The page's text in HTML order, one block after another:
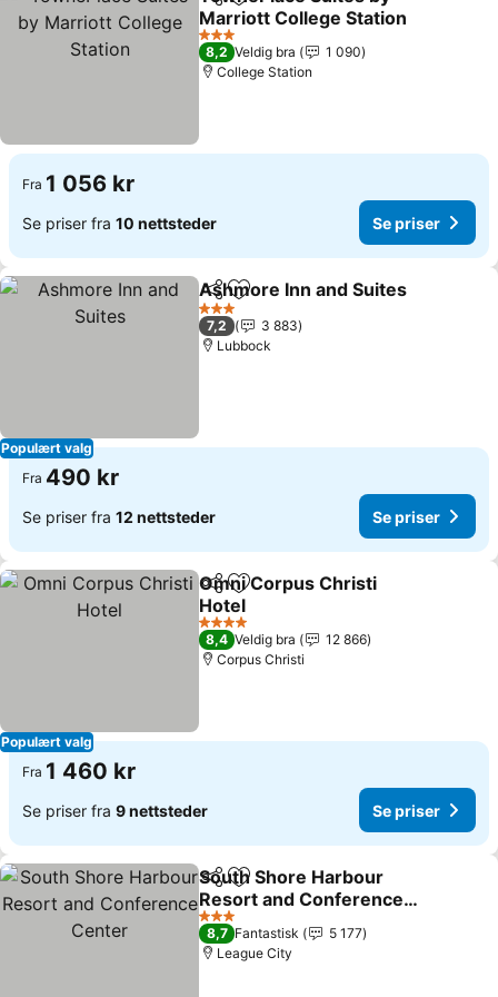
Del Legg til i favoritter
Marriott College Station
Se priser
3 Stjerner
8,2 Veldig bra
1 090
College Station
Fra 1 056 kr
Se priser fra 10 nettsteder Se priser
Populært valg
Del Legg til i favoritter
Ashmore Inn and Suites
3 Stjerner
7,2
3 883
Lubbock
Fra 490 kr
Se priser fra 12 nettsteder Se priser
Populært valg
Del Legg til i favoritter
Omni Corpus Christi
Hotel
Se priser
4 Stjerner
8,4 Veldig bra
12 866
Corpus Christi
Fra 1 460 kr
Se priser fra 9 nettsteder Se priser
Del Legg til i favoritter
South Shore Harbour
Resort and Conference
Center
Se priser
3 Stjerner
8,7 Fantastisk
5 177
League City